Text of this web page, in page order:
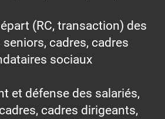
(RC, transaction) des
cadres, cadres
sociaux
et défense des salariés,
cadres dirigeants,